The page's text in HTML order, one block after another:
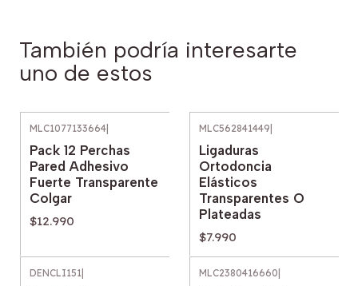
También podría interesarte
uno de estos
MLC1077133664
Pack 12 Perchas
Pared Adhesivo
Fuerte Transparente
Colgar
$12.990
MLC562841449
Ligaduras
Ortodoncia
Elásticos
Transparentes O
Plateadas
$7.990
DENCLI151 MLC2380416660